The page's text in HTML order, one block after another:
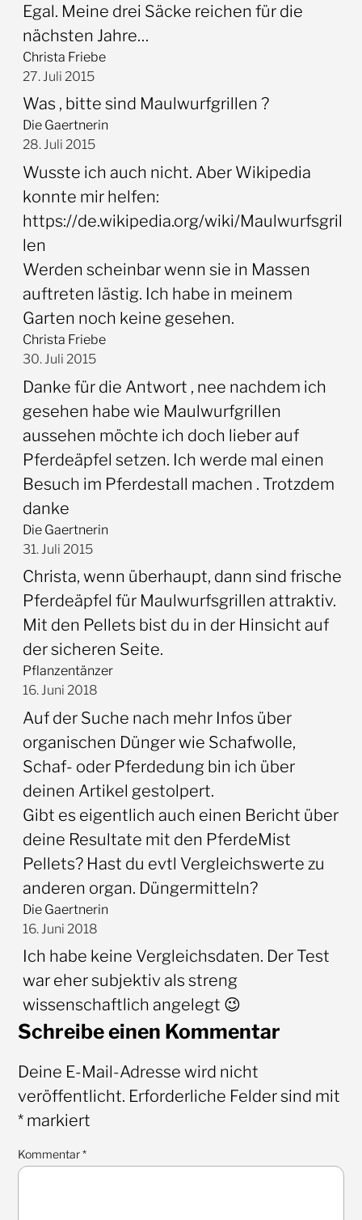
Egal. Meine drei Säcke reichen für die
nächsten Jahre…
Christa Friebe
27. Juli 2015
Was , bitte sind Maulwurfgrillen ?
Die Gaertnerin
28. Juli 2015
Wusste ich auch nicht. Aber Wikipedia
konnte mir helfen:
https://de.wikipedia.org/wiki/Maulwurfsgril
len
Werden scheinbar wenn sie in Massen
auftreten lästig. Ich habe in meinem
Garten noch keine gesehen.
Christa Friebe
30. Juli 2015
Danke für die Antwort , nee nachdem ich
gesehen habe wie Maulwurfgrillen
aussehen möchte ich doch lieber auf
Pferdeäpfel setzen. Ich werde mal einen
Besuch im Pferdestall machen . Trotzdem
danke
Die Gaertnerin
31. Juli 2015
Christa, wenn überhaupt, dann sind frische
Pferdeäpfel für Maulwurfsgrillen attraktiv.
Mit den Pellets bist du in der Hinsicht auf
der sicheren Seite.
Pflanzentänzer
16. Juni 2018
Auf der Suche nach mehr Infos über
organischen Dünger wie Schafwolle,
Schaf- oder Pferdedung bin ich über
deinen Artikel gestolpert.
Gibt es eigentlich auch einen Bericht über
deine Resultate mit den PferdeMist
Pellets? Hast du evtl Vergleichswerte zu
anderen organ. Düngermitteln?
Die Gaertnerin
16. Juni 2018
Ich habe keine Vergleichsdaten. Der Test
war eher subjektiv als streng
wissenschaftlich angelegt 😉
Schreibe einen Kommentar
Deine E-Mail-Adresse wird nicht
veröffentlicht. Erforderliche Felder sind mit
*markiert
Kommentar*